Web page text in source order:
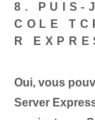
8. PUIS-
COLE
R
Oui, vous
Server